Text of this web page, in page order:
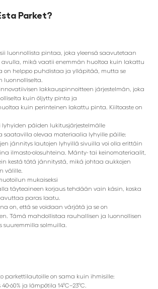
Parket?
luonnollista pintaa, joka yleensä saavutetaan
mikä vaatii enemmän huoltoa kuin lakattu
on helppo puhdistaa ja ylläpitää, mutta se
luonnolliselta.
lakkauspinnoitteen järjestelmän, joka
kuin öljytty pinta ja
kuin perinteinen lakattu pinta. Kiiltoaste on
lyhyiden päiden lukitusjärjestelmälle
saatavilla olevaa materiaalia lyhyille päille:
jännitys lautojen lyhyillä sivuilla voi olla erittäin
ilmasto-olosuhteina. Mänty- tai keinomateriaalit,
kestä tätä jännitystä, mikä johtaa aukkojen
välille.
mukaiseksi
täyteaineen korjaus tehdään vain käsin, koska
paras laatu.
on, että se voidaan värjätä ja se on
Tämä mahdollistaa rauhallisen ja luonnollisen
suuremmilla solmuilla.
parkettilautoille on sama kuin ihmisille:
60% ja lämpötila 14°C–23°C.